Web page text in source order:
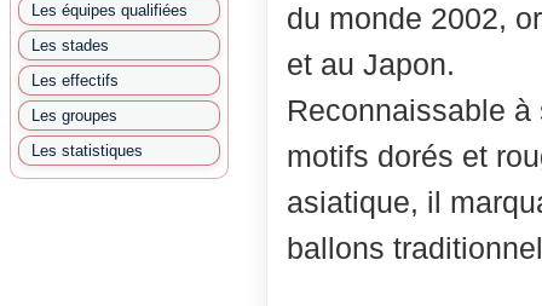
Les équipes qualifiées
Les stades
Les effectifs
Les groupes
Les statistiques
du monde 2002,
et au Japon.
Reconnaissable
motifs dorés et
asiatique, il
ballons